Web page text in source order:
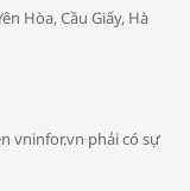
tránh bệnh
Hòa, Cầu Giấy, Hà
vninfor.vn phải có sự